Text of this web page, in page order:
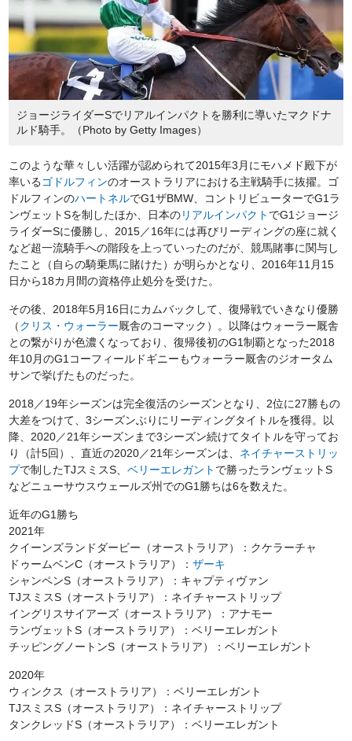
ジョージライダーSでリアルインパクトを勝利に導いたマクドナ
ルド騎手。（Photo by Getty Images）
このような華々しい活躍が認められて2015年3月にモハメド殿下が
率いる ゴドルフィンのオーストラリアにおける主戦騎手に抜擢。ゴ
ドルフィンのハートネルでG1ザBMW、コントリビューターでG1ラ
ンヴェットSを制したほか、日本のリアルインパクト でG1ジョージ
ライダーSに優勝し、2015／16年には再びリーディングの座に就く
など超一流騎手への階段を上っていったのだが、競馬賭事に関与し
たこと（自らの騎乗馬に賭けた）が明らかとなり、2016年11月15
日から18カ月間の資格停止処分を受けた。
その後、2018年5月16日にカムバックして、復帰戦でいきなり優勝
（クリス・ウォーラー厩舎のコーマック）。以降はウォーラー厩舎
との繋がりが色濃くなっており、復帰後初のG1制覇となった2018
年10月のG1コーフィールドギニーもウォーラー厩舎のジオータム
サンで挙げたものだった。
2018／19年シーズンは完全復活のシーズンとなり、2位に27勝もの
大差をつけて、3シーズンぶりにリーディングタイトルを獲得。以
降、2020／21年シーズンまで3シーズン続けてタイトルを守ってお
り（計5回）、直近の2020／21年シーズンは、 ネイチャーストリッ
プで制したTJスミスS、ベリーエレガント で勝ったランヴェットS
などニューサウスウェールズ州でのG1勝ちは6を数えた。
近年のG1勝ち
2021年
クイーンズランドダービー（オーストラリア）：クケラーチャ
ドゥームベンC（オーストラリア）：ザーキ
シャンペンS（オーストラリア）：キャプティヴァン
TJスミスS（オーストラリア）：ネイチャーストリップ
イングリスサイアーズ（オーストラリア）：アナモー
ランヴェットS（オーストラリア）：ベリーエレガント
チッピングノートンS（オーストラリア）：ベリーエレガント
2020年
ウィンクス（オーストラリア）：ベリーエレガント
TJスミスS（オーストラリア）：ネイチャーストリップ
タンクレッドS（オーストラリア）：ベリーエレガント